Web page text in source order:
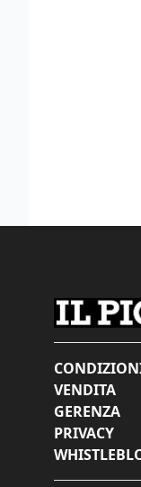
VENDITA
GERENZA
PRIVACY